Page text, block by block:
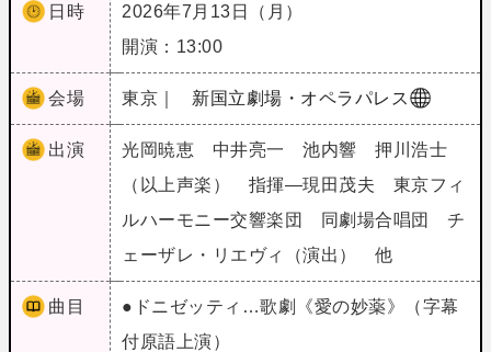
日時
2026年7月13日（月）
開演：13:00
会場 東京｜ 新国立劇場・オペラパレス
出演
光岡暁恵 中井亮一 池内響 押川浩士
（以上声楽） 指揮―現田茂夫 東京フィ
ルハーモニー交響楽団 同劇場合唱団 チ
ェーザレ・リエヴィ（演出） 他
曲目
●ドニゼッティ…歌劇《愛の妙薬》（字幕
付原語上演）